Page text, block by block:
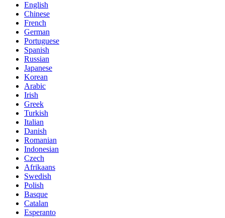
English
Chinese
French
German
Portuguese
Spanish
Russian
Japanese
Korean
Arabic
Irish
Greek
Turkish
Italian
Danish
Romanian
Indonesian
Czech
Afrikaans
Swedish
Polish
Basque
Catalan
Esperanto